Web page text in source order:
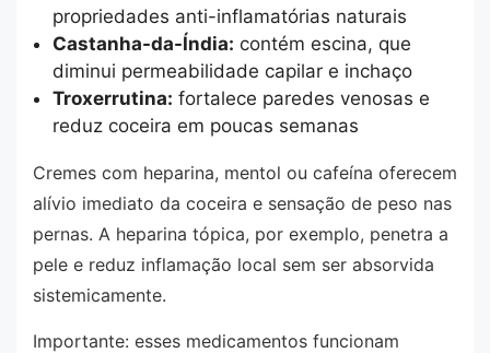
propriedades anti-inflamatórias naturais
Castanha-da-Índia: contém escina, que
diminui permeabilidade capilar e inchaço
Troxerrutina: fortalece paredes venosas e
reduz coceira em poucas semanas
Cremes com heparina, mentol ou cafeína oferecem
alívio imediato da coceira e sensação de peso nas
pernas. A heparina tópica, por exemplo, penetra a
pele e reduz inflamação local sem ser absorvida
sistemicamente.
Importante: esses medicamentos funcionam